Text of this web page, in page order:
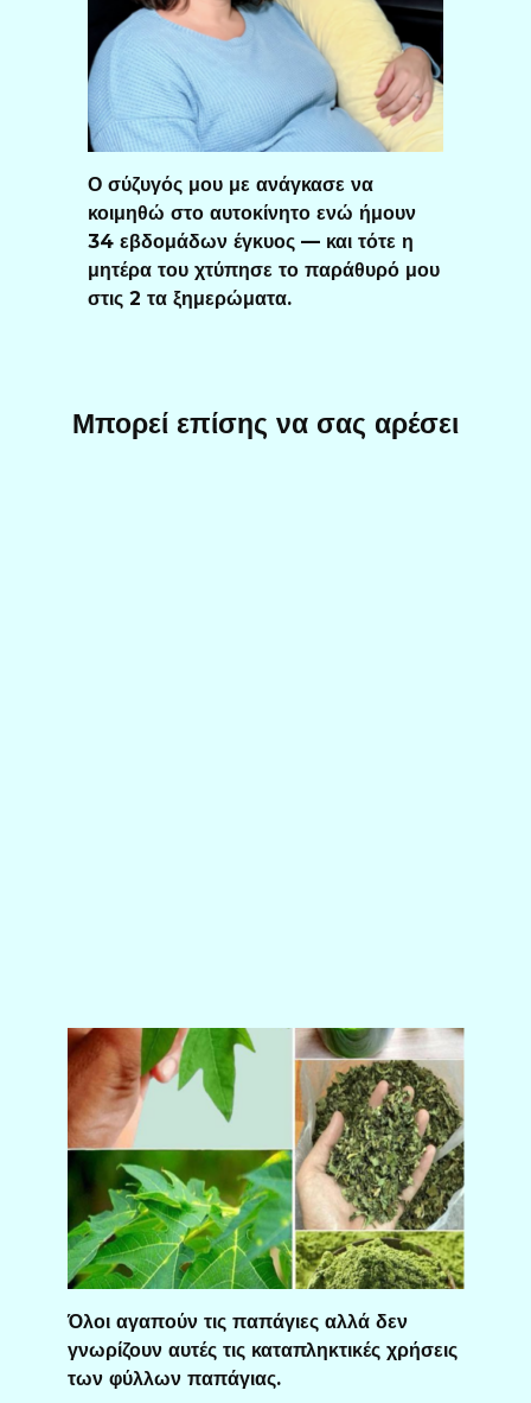
Ο σύζυγός μου με ανάγκασε να
κοιμηθώ στο αυτοκίνητο ενώ ήμουν
34 εβδομάδων έγκυος — και τότε η
μητέρα του χτύπησε το παράθυρό μου
στις 2 τα ξημερώματα.
Μπορεί επίσης να σας αρέσει
Όλοι αγαπούν τις παπάγιες αλλά δεν
γνωρίζουν αυτές τις καταπληκτικές χρήσεις
των φύλλων παπάγιας.